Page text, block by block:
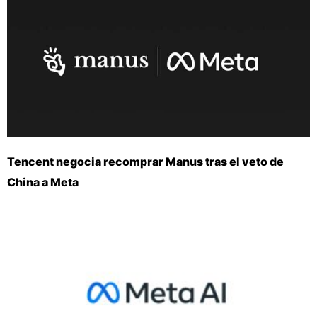
Tencent negocia recomprar Manus tras el veto de
China a Meta